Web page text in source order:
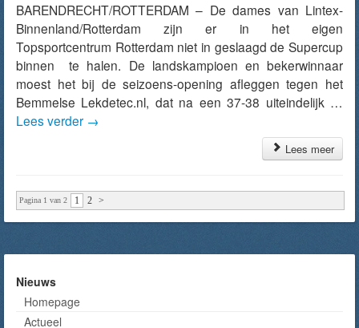
BARENDRECHT/ROTTERDAM – De dames van Lintex-
Binnenland/Rotterdam zijn er in het eigen
Topsportcentrum Rotterdam niet in geslaagd de Supercup
binnen te halen. De landskampioen en bekerwinnaar
moest het bij de seizoens-opening afleggen tegen het
Bemmelse Lekdetec.nl, dat na een 37-38 uiteindelijk …
Lees verder →
Lees meer
Pagina 1 van 2 1 2 >
Nieuws
Homepage
Actueel